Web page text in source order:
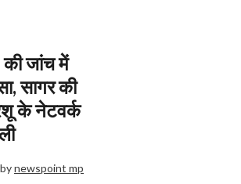
की जांच में
सागर की
के नेटवर्क
bynewspoint mp